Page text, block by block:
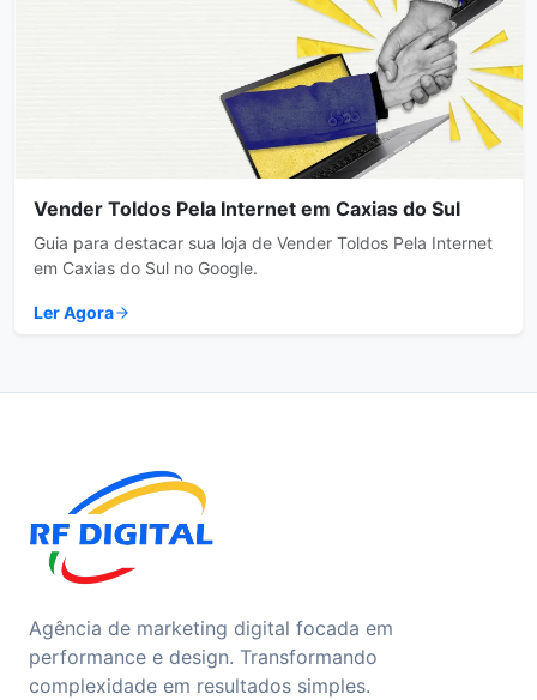
Vender Toldos Pela Internet em Caxias do Sul
Guia para destacar sua loja de Vender Toldos Pela Internet
em Caxias do Sul no Google.
Ler Agora
Agência de marketing digital focada em
performance e design. Transformando
complexidade em resultados simples.